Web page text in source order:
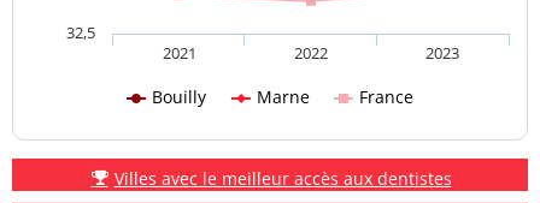
Bouilly Marne France
2021 2022 2023
32,5
Villes avec le meilleur accès aux dentistes